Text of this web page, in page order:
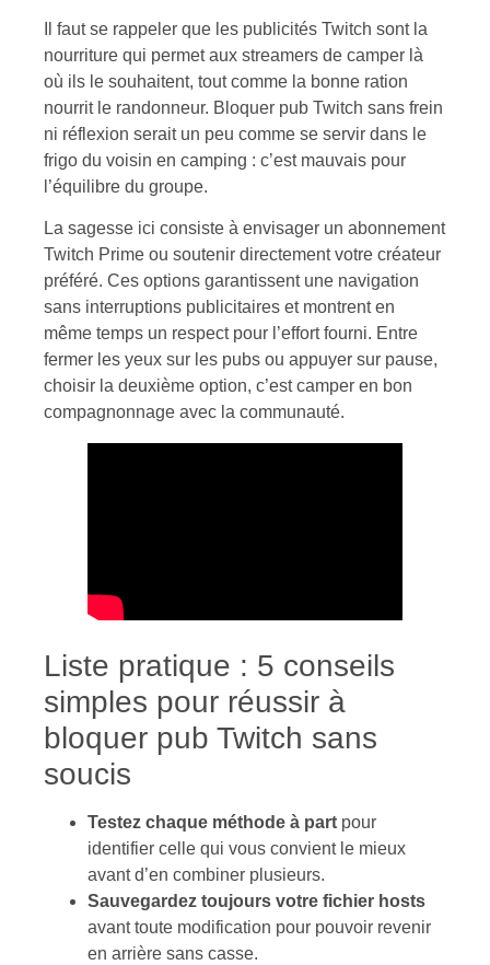
Il faut se rappeler que les publicités Twitch sont la
nourriture qui permet aux streamers de camper là
où ils le souhaitent, tout comme la bonne ration
nourrit le randonneur. Bloquer pub Twitch sans frein
ni réflexion serait un peu comme se servir dans le
frigo du voisin en camping : c’est mauvais pour
l’équilibre du groupe.
La sagesse ici consiste à envisager un abonnement
Twitch Prime ou soutenir directement votre créateur
préféré. Ces options garantissent une navigation
sans interruptions publicitaires et montrent en
même temps un respect pour l’effort fourni. Entre
fermer les yeux sur les pubs ou appuyer sur pause,
choisir la deuxième option, c’est camper en bon
compagnonnage avec la communauté.
Liste pratique : 5 conseils
simples pour réussir à
bloquer pub Twitch sans
soucis
Testez chaque méthode à part pour
identifier celle qui vous convient le mieux
avant d’en combiner plusieurs.
Sauvegardez toujours votre fichier hosts
avant toute modification pour pouvoir revenir
en arrière sans casse.